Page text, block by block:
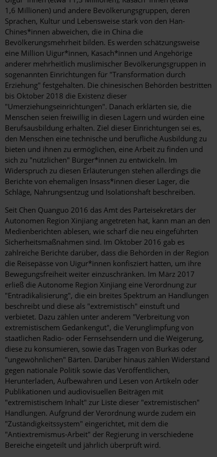
1,6 Millionen) und andere Bevölkerungsgruppen, deren
Sprachen, Kultur und Lebensweise stark von den Han-
Chines*innen abweichen, die in China die
Bevölkerungsmehrheit bilden. Es werden schätzungsweise
eine Million Uigur*innen, Kasach*innen und Angehörige
anderer mehrheitlich muslimischer Bevölkerungsgruppen in
sogenannten Einrichtungen für "Transformation durch
Erziehung" festgehalten. Die chinesischen Behörden bestritten
bis Oktober 2018 die Existenz dieser
"Umerziehungseinrichtungen". Danach erklärten sie, die
Menschen seien freiwillig in diesen Lagern und würden eine
Berufsausbildung erhalten. Ziel dieser Einrichtungen sei es,
den Menschen eine technische und berufliche Ausbildung zu
bieten und ihnen zu ermöglichen, eine Arbeit zu finden und
sich zu "nützlichen" Bürger*innen zu entwickeln. Im
Widerspruch zu diesen Erläuterungen stehen allerdings die
Berichte von ehemaligen Insass*innen dieser Lager, die
Schläge, Nahrungsentzug und Isolationshaft beschreiben.
Seit Chen Quanguo 2016 das Amt des Parteisekretärs der
Autonomen Region Xinjiang angetreten hat, kann man an den
Medienberichten ablesen, wie scharf die neu eingeführten
Sicherheitsmaßnahmen sind. Im Oktober 2016 gab es
zahlreiche Berichte darüber, dass die Behörden in der Region
die Reisepässe von Uigur*innen konfisziert hatten, um ihre
Bewegungsfreiheit weiter einzuschränken. Im März 2017
erließ die Autonome Region Xinjiang eine Verordnung zur
"Entradikalisierung", die ein breites Spektrum an Handlungen
beschreibt und diese als "extremistisch" einstuft und
verbietet. Dazu zählen unter anderem "Verbreitung von
extremistischem Gedankengut", die Verunglimpfung von
staatlichen Radio- oder Fernsehsendern und die Weigerung,
diese zu konsumieren, sowie das Tragen von Burkas oder
"ungewöhnlichen" Bärten. Darüber hinaus zählen Widerstand
gegen nationale Politik sowie das Veröffentlichen,
Herunterladen, Aufbewahren und Lesen von Artikeln oder
Publikationen und audiovisuellen Beiträgen mit
"extremistischem Inhalt" zur Liste dieser "extremistischen"
Handlungen. Aufgrund der Verordnung wurde zudem ein
"Zuständigkeitssystem" eingerichtet, mit dem die
"Antiextremismus-Arbeit" der Regierung in verschiedene
Bereiche eingeteilt und jährlich überprüft wird.